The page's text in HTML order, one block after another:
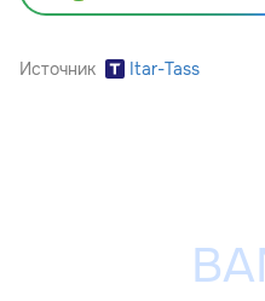
Источник Itar-Tass